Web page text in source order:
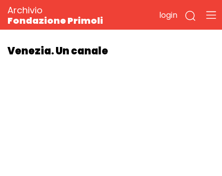
Archivio
Fondazione Primoli
login
Venezia. Un canale